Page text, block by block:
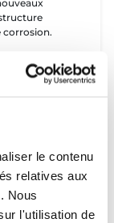
le contenu
relatives aux
Nous
l'utilisation de
corrosion.
sont
Bandits 4, 5,